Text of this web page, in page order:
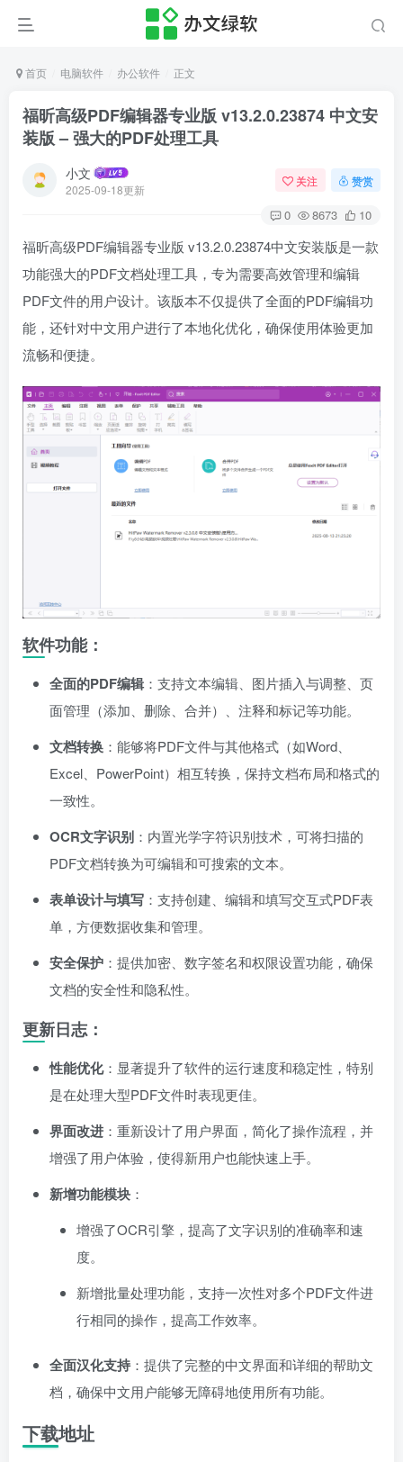
首页 电脑软件 办公软件 正文
福昕高级PDF编辑器专业版 v13.2.0.23874 中文安
装版 – 强大的PDF处理工具
小文
2025-09-18更新
关注 赞赏
0 8673 10
福昕高级PDF编辑器专业版 v13.2.0.23874中文安装版是一款
功能强大的PDF文档处理工具，专为需要高效管理和编辑
PDF文件的用户设计。该版本不仅提供了全面的PDF编辑功
能，还针对中文用户进行了本地化优化，确保使用体验更加
流畅和便捷。
软件功能：
全面的PDF编辑：支持文本编辑、图片插入与调整、页
面管理（添加、删除、合并）、注释和标记等功能。
文档转换 ：能够将PDF文件与其他格式（如Word、
Excel、PowerPoint）相互转换，保持文档布局和格式的
一致性。
OCR文字识别 ：内置光学字符识别技术，可将扫描的
PDF文档转换为可编辑和可搜索的文本。
表单设计与填写 ：支持创建、编辑和填写交互式PDF表
单，方便数据收集和管理。
安全保护 ：提供加密、数字签名和权限设置功能，确保
文档的安全性和隐私性。
更新日志：
性能优化：显著提升了软件的运行速度和稳定性，特别
是在处理大型PDF文件时表现更佳。
界面改进 ：重新设计了用户界面，简化了操作流程，并
增强了用户体验，使得新用户也能快速上手。
新增功能模块 ：
增强了OCR引擎，提高了文字识别的准确率和速
度。
新增批量处理功能，支持一次性对多个PDF文件进
行相同的操作，提高工作效率。
全面汉化支持：提供了完整的中文界面和详细的帮助文
档，确保中文用户能够无障碍地使用所有功能。
下载地址